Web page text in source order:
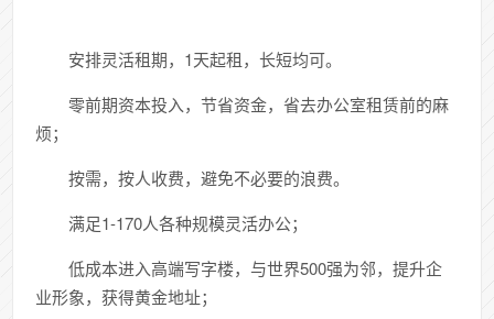
安排灵活租期，1天起租，长短均可。
零前期资本投入，节省资金，省去办公室租赁前的麻
烦；
按需，按人收费，避免不必要的浪费。
满足1-170人各种规模灵活办公；
低成本进入高端写字楼，与世界500强为邻，提升企
业形象，获得黄金地址；